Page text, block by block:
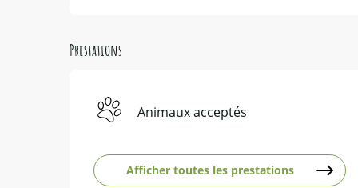
Prestations
Animaux acceptés
Afficher toutes les prestations